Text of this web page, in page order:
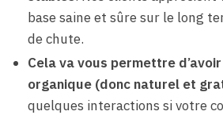
base saine et sûre sur le long
de chute.
Cela va vous permettre
organique (donc naturel et
quelques interactions si votre